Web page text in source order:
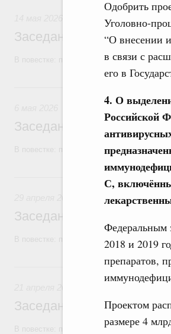
Одобрить
Уголовно-
“О внесении
в связи с
его в
4. О
Российской
С,
Федеральным
2018 и 2019
препаратов,
Проектом
размере 4
Заседание
В повестке: проекты федеральных
Заседание
В повестке: проекты федеральных
Заседание
В повестке: проекты федеральных законов.
21
Заседание
В повестке: проекты федеральных